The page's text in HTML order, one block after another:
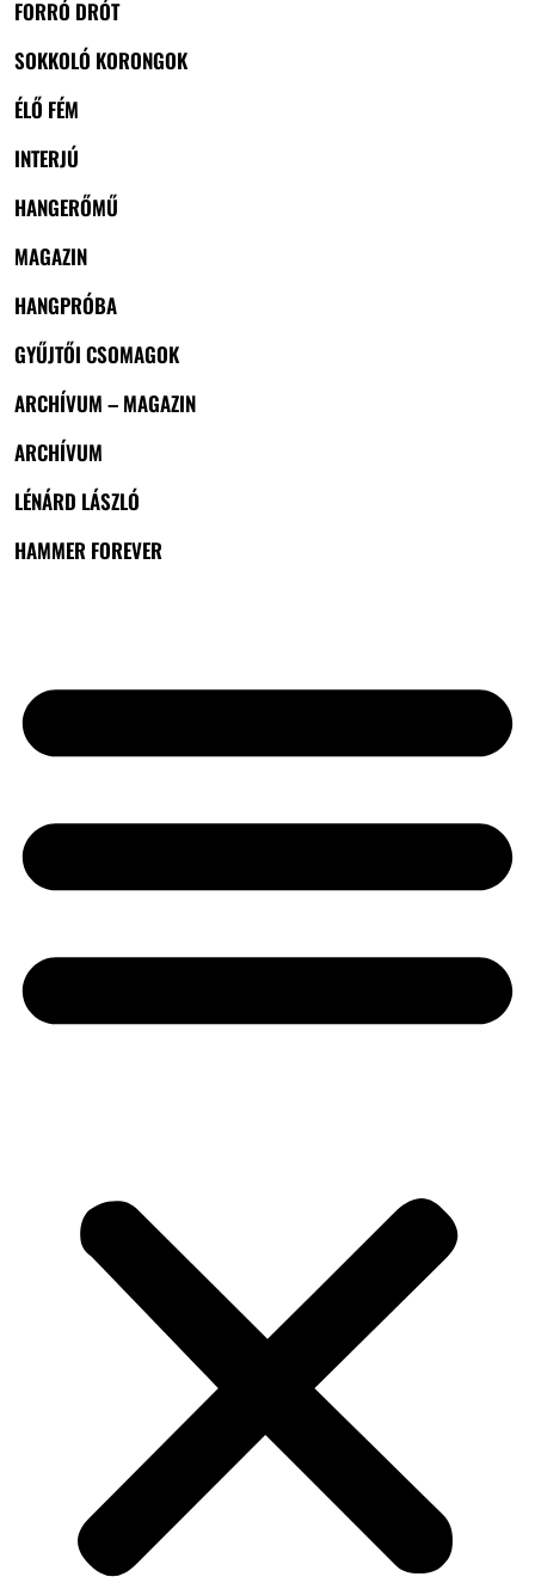
FORRÓ DRÓT
SOKKOLÓ KORONGOK
ÉLŐ FÉM
INTERJÚ
HANGERŐMŰ
MAGAZIN
HANGPRÓBA
GYŰJTŐI CSOMAGOK
ARCHÍVUM – MAGAZIN
ARCHÍVUM
LÉNÁRD LÁSZLÓ
HAMMER FOREVER